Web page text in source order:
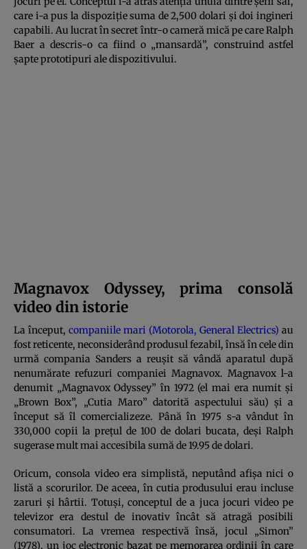
care i-a pus la dispoziție suma de 2,500 dolari și doi ingineri
capabili. Au lucrat în secret într-o cameră mică pe care Ralph
Baer a descris-o ca fiind o „mansardă”, construind astfel
șapte prototipuri ale dispozitivului.
Magnavox Odyssey, prima consolă
video din istorie
La început, companiile mari (Motorola, General Electrics) au
fost reticente, neconsiderând produsul fezabil, însă în cele din
urmă compania Sanders a reușit să vândă aparatul după
nenumărate refuzuri companiei Magnavox. Magnavox l-a
denumit „Magnavox Odyssey” în 1972 (el mai era numit și
„Brown Box”, „Cutia Maro” datorită aspectului său) și a
început să îl comercializeze. Până în 1975 s-a vândut în
330,000 copii la prețul de 100 de dolari bucata, deși Ralph
sugerase mult mai accesibila sumă de 19.95 de dolari.
Oricum, consola video era simplistă, neputând afișa nici o
listă a scorurilor. De aceea, în cutia produsului erau incluse
zaruri și hârtii. Totuși, conceptul de a juca jocuri video pe
televizor era destul de inovativ încât să atragă posibili
consumatori. La vremea respectivă însă, jocul „Simon”
(1978), un joc electronic bazat pe memorarea ordinii în care